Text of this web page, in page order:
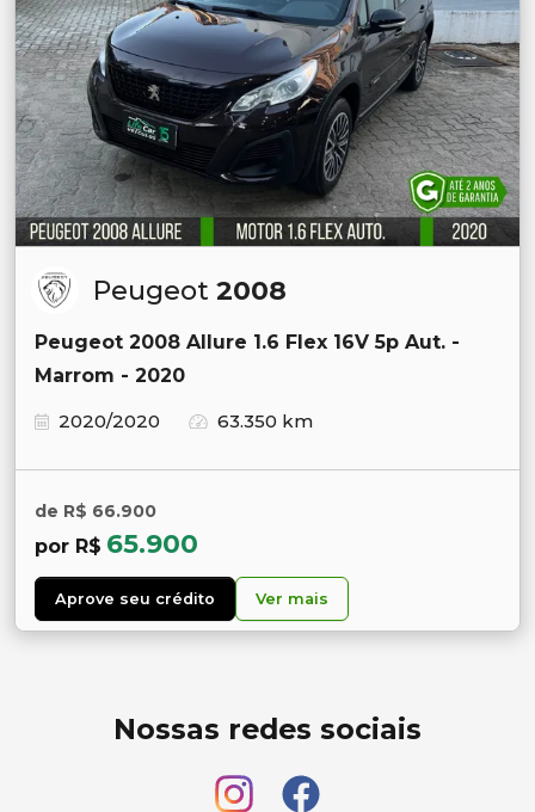
Peugeot 2008
Peugeot 2008 Allure 1.6 Flex 16V 5p Aut. -
Marrom - 2020
2020/2020
63.350 km
de R$ 66.900
por R$ 65.900
Aprove seu crédito Ver mais
Nossas redes sociais